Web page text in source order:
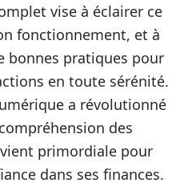
vise à éclairer ce
fonctionnement, et à
bonnes pratiques pour
en toute sérénité.
a révolutionné
des
primordiale pour
dans ses finances.